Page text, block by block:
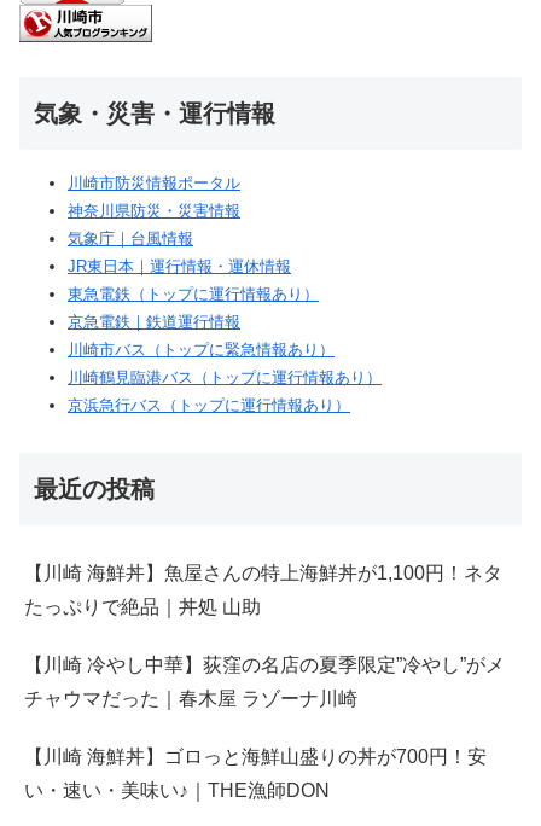
気象・災害・運行情報
川崎市防災情報ポータル
神奈川県防災・災害情報
気象庁｜台風情報
JR東日本｜運行情報・運休情報
東急電鉄（トップに運行情報あり）
京急電鉄｜鉄道運行情報
川崎市バス（トップに緊急情報あり）
川崎鶴見臨港バス（トップに運行情報あり）
京浜急行バス（トップに運行情報あり）
最近の投稿
【川崎 海鮮丼】魚屋さんの特上海鮮丼が1,100円！ネタ
たっぷりで絶品｜丼処 山助
【川崎 冷やし中華】荻窪の名店の夏季限定”冷やし”がメ
チャウマだった｜春木屋 ラゾーナ川崎
【川崎 海鮮丼】ゴロっと海鮮山盛りの丼が700円！安
い・速い・美味い♪｜THE漁師DON